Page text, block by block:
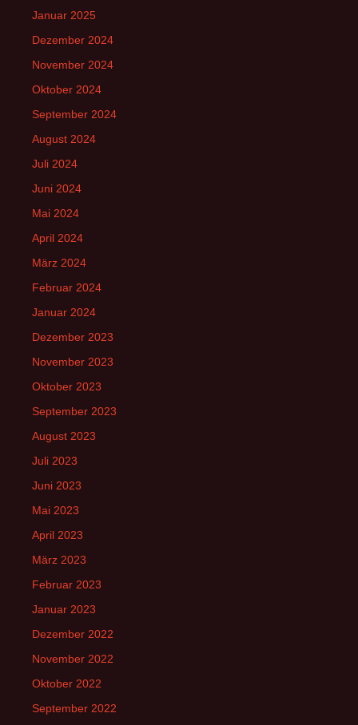
Januar 2025
Dezember 2024
November 2024
Oktober 2024
September 2024
August 2024
Juli 2024
Juni 2024
Mai 2024
April 2024
März 2024
Februar 2024
Januar 2024
Dezember 2023
November 2023
Oktober 2023
September 2023
August 2023
Juli 2023
Juni 2023
Mai 2023
April 2023
März 2023
Februar 2023
Januar 2023
Dezember 2022
November 2022
Oktober 2022
September 2022